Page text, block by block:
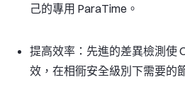
己的專用 ParaTime。
提高效率： 先進的差異檢測使
效，在相衕安全級別下需要的